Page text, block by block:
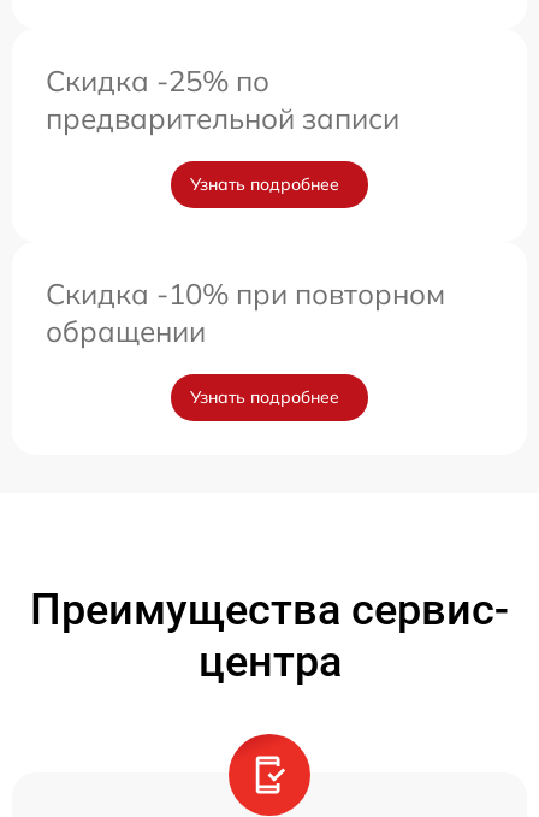
Скидка -25% по
предварительной записи
Узнать подробнее
Скидка -10% при повторном
обращении
Узнать подробнее
Преимущества сервис-
центра